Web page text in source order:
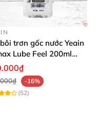
trơn gốc nước Yeain
Lube Feel 200ml
lượng
-16%
(52)